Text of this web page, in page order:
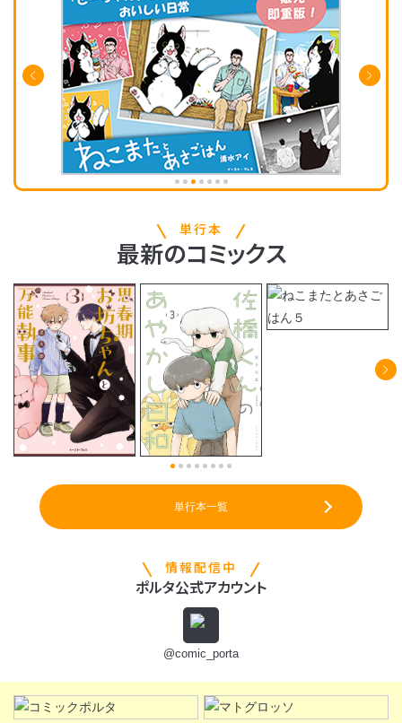
単行本
最新のコミックス
単行本一覧
情報配信中
ポルタ公式アカウント
@comic_porta